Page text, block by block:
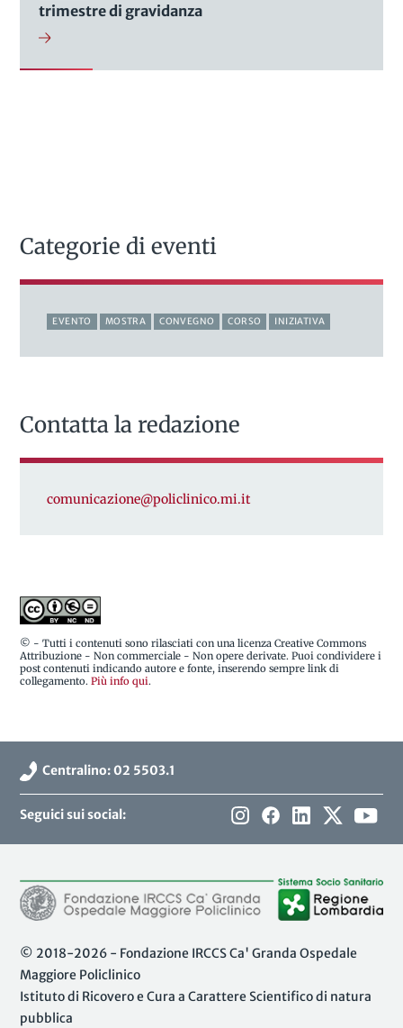
trimestre di gravidanza
Categorie di eventi
EVENTO MOSTRA CONVEGNO CORSO INIZIATIVA
Contatta la redazione
comunicazione@policlinico.mi.it
© - Tutti i contenuti sono rilasciati con una licenza Creative Commons
Attribuzione - Non commerciale - Non opere derivate. Puoi condividere i
post contenuti indicando autore e fonte, inserendo sempre link di
collegamento.Più info qui.
Centralino: 02 5503.1
Seguici sui social:
© 2018-2026 - Fondazione IRCCS Ca' Granda Ospedale
Maggiore Policlinico
Istituto di Ricovero e Cura a Carattere Scientifico di natura
pubblica